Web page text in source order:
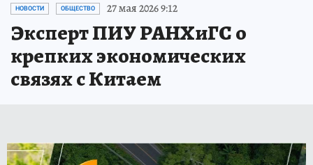
НОВОСТИ ОБЩЕСТВО 27 мая 2026 9:12
Эксперт ПИУ РАНХиГС о
крепких экономических
связях с Китаем